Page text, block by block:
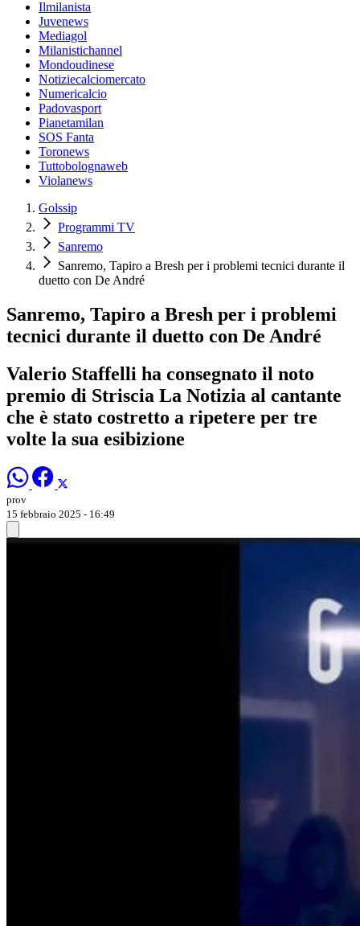
Ilmilanista
Juvenews
Mediagol
Milanistichannel
Mondoudinese
Notiziecalciomercato
Numericalcio
Padovasport
Pianetamilan
SOS Fanta
Toronews
Tuttobolognaweb
Violanews
Golssip
Programmi TV
Sanremo
Sanremo, Tapiro a Bresh per i problemi tecnici durante il
duetto con De André
Sanremo, Tapiro a Bresh per i problemi
tecnici durante il duetto con De André
Valerio Staffelli ha consegnato il noto
premio di Striscia La Notizia al cantante
che è stato costretto a ripetere per tre
volte la sua esibizione
prov
15 febbraio 2025 - 16:49